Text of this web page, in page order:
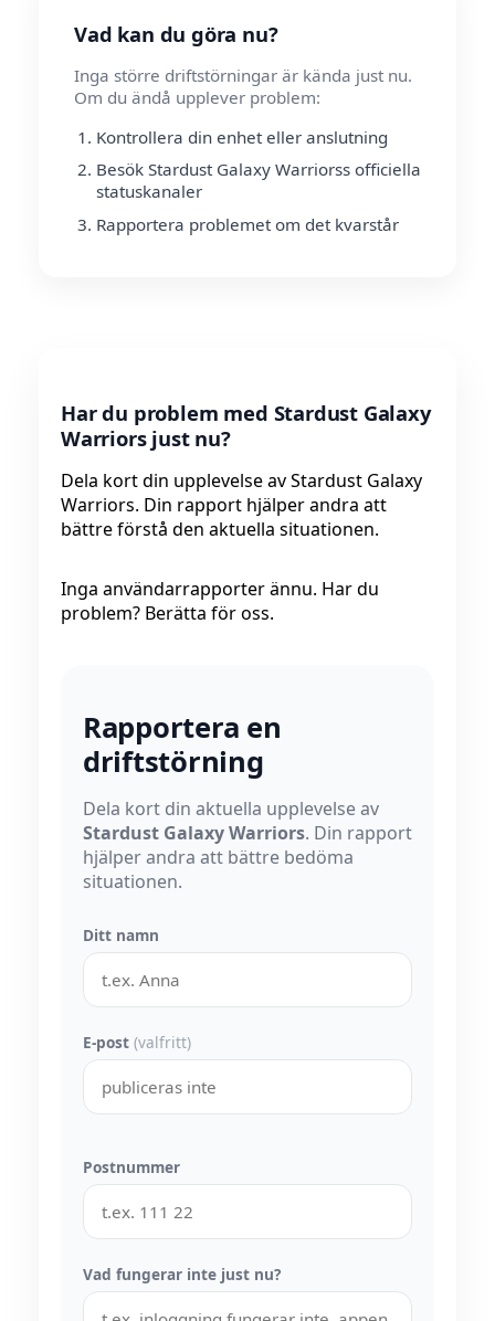
Vad kan du göra nu?
Inga större driftstörningar är kända just nu.
Om du ändå upplever problem:
Kontrollera din enhet eller anslutning
Besök Stardust Galaxy Warriorss officiella
statuskanaler
Rapportera problemet om det kvarstår
Har du problem med Stardust Galaxy
Warriors just nu?
Dela kort din upplevelse av Stardust Galaxy
Warriors. Din rapport hjälper andra att
bättre förstå den aktuella situationen.
Inga användarrapporter ännu. Har du
problem? Berätta för oss.
Rapportera en
driftstörning
Dela kort din aktuella upplevelse av
Stardust Galaxy Warriors. Din rapport
hjälper andra att bättre bedöma
situationen.
Ditt namn
E-post (valfritt)
Postnummer
Vad fungerar inte just nu?